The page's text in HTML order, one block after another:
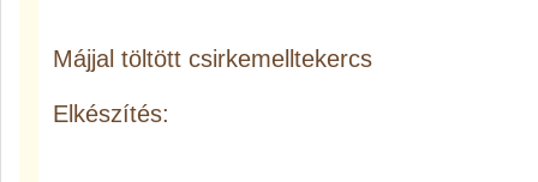
Májjal töltött csirkemelltekercs
Elkészítés: